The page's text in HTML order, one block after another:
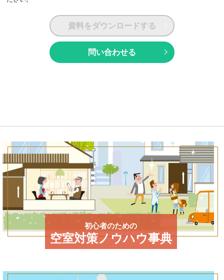
資料をダウンロードする
問い合わせる
初心者のための
空室対策ノウハウ事典